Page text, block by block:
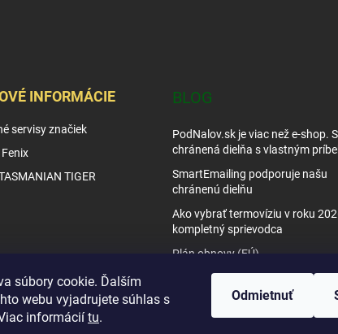
súbory cookie. Ďalším
webu vyjadrujete súhlas s
informácií tu.
Odmietnuť
INFORMÁCIE
servisy značiek
TIGER
BLOG
PodNalov.sk je viac než e-shop.
chránená dielňa s vlastným
SmartEmailing podporuje našu
chránenú dielňu
Ako vybrať termovíziu v roku
kompletný sprievodca
Plán obnovy (EÚ)
Tipy využitia nočného videnia
Ako vybrať nočné videnie